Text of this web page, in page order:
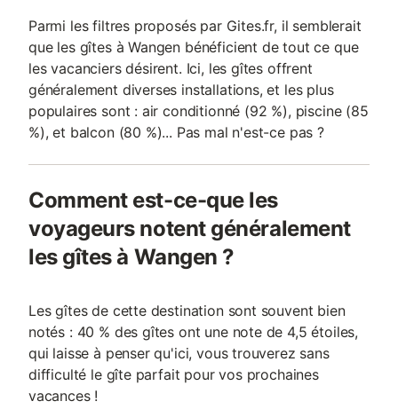
Parmi les filtres proposés par Gites.fr, il semblerait
que les gîtes à Wangen bénéficient de tout ce que
les vacanciers désirent. Ici, les gîtes offrent
généralement diverses installations, et les plus
populaires sont : air conditionné (92 %), piscine (85
%), et balcon (80 %)... Pas mal n'est-ce pas ?
Comment est-ce-que les
voyageurs notent généralement
les gîtes à Wangen ?
Les gîtes de cette destination sont souvent bien
notés : 40 % des gîtes ont une note de 4,5 étoiles,
qui laisse à penser qu'ici, vous trouverez sans
difficulté le gîte parfait pour vos prochaines
vacances !